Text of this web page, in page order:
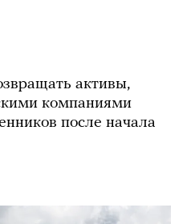
активы,
компаниями
после начала